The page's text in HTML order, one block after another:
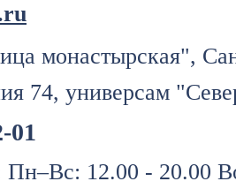
монастырская",
74, универсам
01
12.00 - 20.00